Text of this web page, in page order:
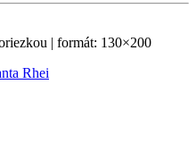
| formát: 130×200
Rhei